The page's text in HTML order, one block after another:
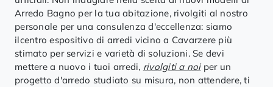
Arredo Bagno per la tua abitazione, rivolgiti al nostro
personale per una consulenza d'eccellenza: siamo
ilcentro espositivo di arredi vicino a Cavarzere più
stimato per servizi e varietà di soluzioni. Se devi
mettere a nuovo i tuoi arredi, rivolgiti a noiper un
progetto d'arredo studiato su misura, non attendere, ti